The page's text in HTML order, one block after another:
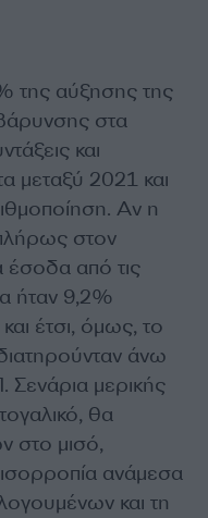
της αύξησης της
στα
και
μεταξύ 2021 και
Αν η
στον
από τις
ήταν 9,2%
έτσι, όμως, το
άνω
μερικής
θα
στο μισό,
ανάμεσα
και τη